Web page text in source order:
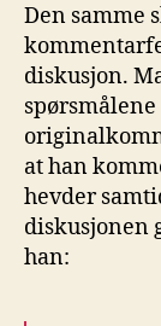
Den samme
diskusjon.
at han
hevder
diskusjonen
han: